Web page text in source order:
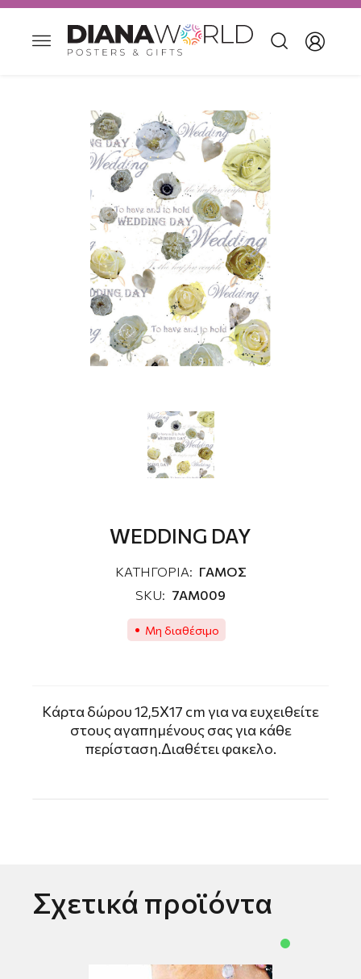
WEDDING DAY
ΚΑΤΗΓΟΡΙΑ: ΓΑΜΟΣ
SKU: 7AM009
Μη διαθέσιμο
Kάρτα δώρου 12,5Χ17 cm για να ευχειθείτε
στους αγαπημένους σας για κάθε
περίσταση.Διαθέτει φακελο.
Σχετικά προϊόντα